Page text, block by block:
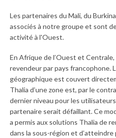
Les partenaires du Mali, du
associés à notre groupe et sont
activité à l'Ouest.
En Afrique de l’Ouest et
revendeur par pays francophone.
géographique est couvert
Thalia d’une zone est, par le
dernier niveau pour les
partenaire serait défaillant. Ce
a permis aux solutions Thalia de
dans la sous-région et